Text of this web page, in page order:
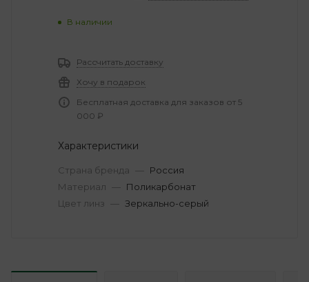
В наличии
Рассчитать доставку
Хочу в подарок
Бесплатная доставка для заказов от 5
000 ₽
Характеристики
Страна бренда — Россия
Материал — Поликарбонат
Цвет линз — Зеркально-серый